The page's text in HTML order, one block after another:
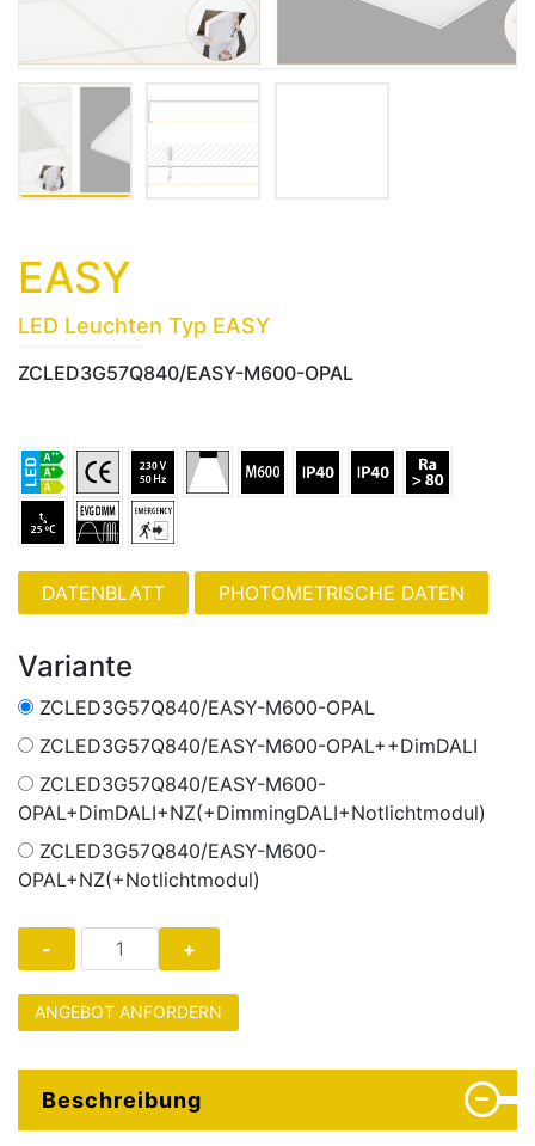
EASY
LED Leuchten Typ EASY
ZCLED3G57Q840/EASY-M600-OPAL
PHOTOMETRISCHE DATEN
Variante
ZCLED3G57Q840/EASY-M600-OPAL
ZCLED3G57Q840/EASY-M600-OPAL++DimDALI
ZCLED3G57Q840/EASY-M600-
OPAL+DimDALI+NZ(+DimmingDALI+Notlichtmodul)
ZCLED3G57Q840/EASY-M600-
OPAL+NZ(+Notlichtmodul)
ANGEBOT ANFORDERN
Beschreibung